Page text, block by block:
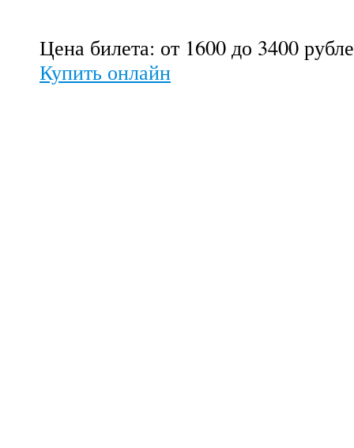
Цена билета: от 1600 до 3400
Купить онлайн